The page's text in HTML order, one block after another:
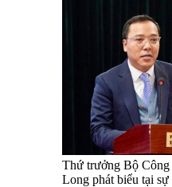
Thứ trưởng Bộ
Long phát biểu tại sự